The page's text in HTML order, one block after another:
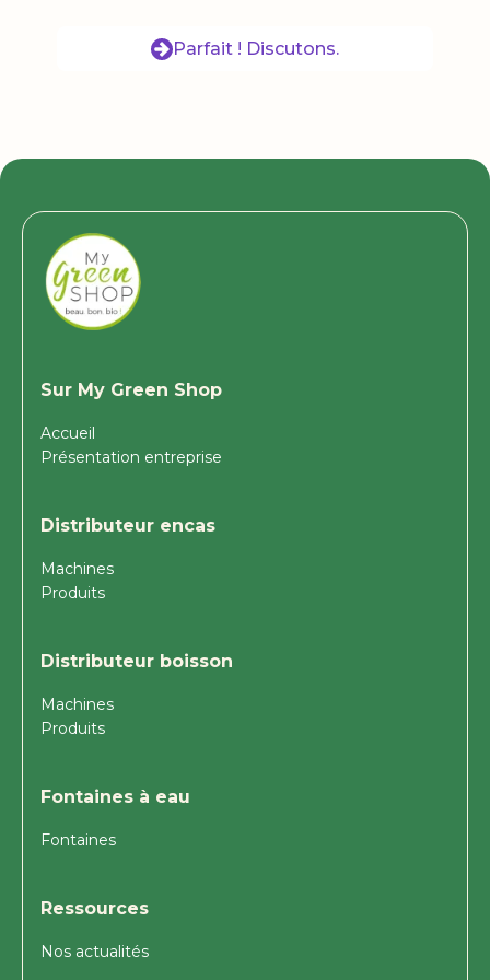
Parfait ! Discutons.
Sur My Green Shop
Accueil
Présentation entreprise
Distributeur encas
Machines
Produits
Distributeur boisson
Machines
Produits
Fontaines à eau
Fontaines
Ressources
Nos actualités